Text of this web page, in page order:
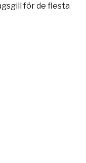
för de flesta